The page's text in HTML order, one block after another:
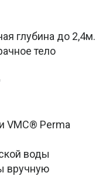
глубина до 2,4м.
тело
VMC® Perma
воды
вручную